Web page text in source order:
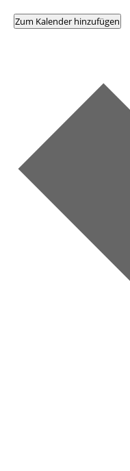
Zum Kalender hinzufügen